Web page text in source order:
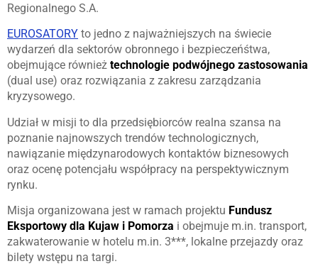
Regionalnego S.A.
EUROSATORY to jedno z najważniejszych na świecie
wydarzeń dla sektorów obronnego i bezpieczeńśtwa,
obejmujące również technologie podwójnego zastosowania
(dual use) oraz rozwiązania z zakresu zarządzania
kryzysowego.
Udział w misji to dla przedsiębiorców realna szansa na
poznanie najnowszych trendów technologicznych,
nawiązanie międzynarodowych kontaktów biznesowych
oraz ocenę potencjału współpracy na perspektywicznym
rynku.
Misja organizowana jest w ramach projektu Fundusz
Eksportowy dla Kujaw i Pomorza i obejmuje m.in. transport,
zakwaterowanie w hotelu m.in. 3***, lokalne przejazdy oraz
bilety wstępu na targi.